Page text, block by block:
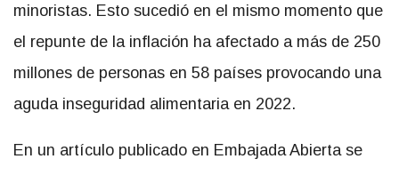
minoristas. Esto sucedió en el mismo momento que
el repunte de la inflación ha afectado a más de 250
millones de personas en 58 países provocando una
aguda inseguridad alimentaria en 2022.
En un artículo publicado en Embajada Abierta se